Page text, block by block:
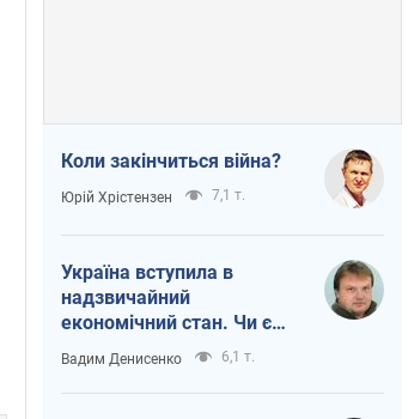
Коли закінчиться війна?
Юрій Хрістензен 7,1 т.
Україна вступила в
надзвичайний
економічний стан. Чи є
світло вкінці тунелю?
Вадим Денисенко 6,1 т.